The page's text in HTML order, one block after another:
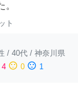
。
ト
/ 40代 / 神奈川県
4 sentiment_neutral 0 sentiment_dissatisfied 1